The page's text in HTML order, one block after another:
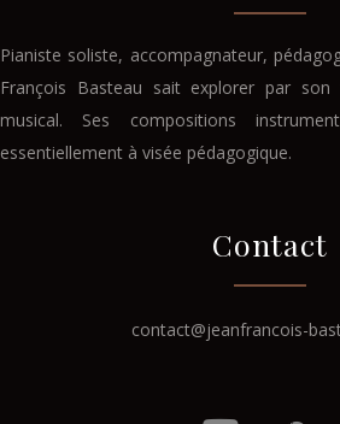
Pianiste soliste, accompagnateur,
François Basteau sait explorer par
musical. Ses compositions
essentiellement à visée pédagogique.
Contact
contact@jeanfrancois-